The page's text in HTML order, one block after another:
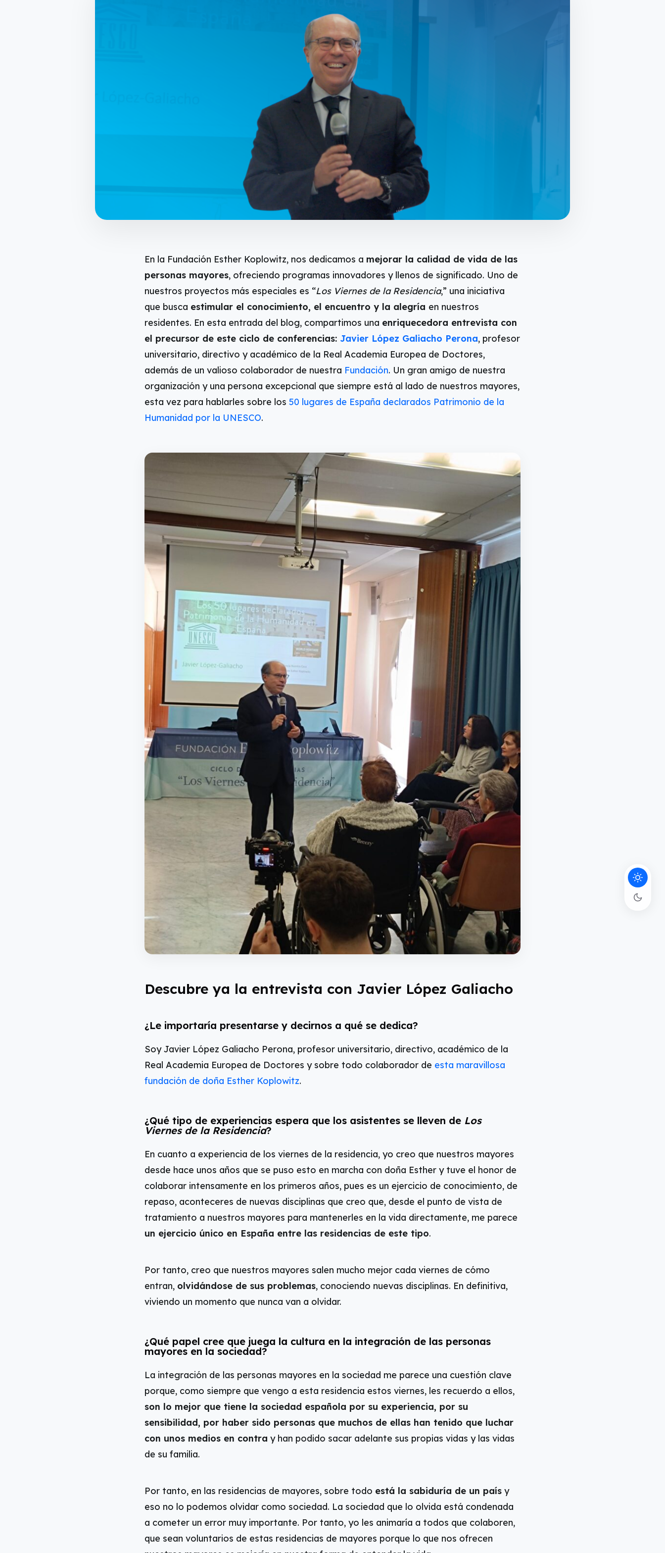
En la Fundación Esther Koplowitz, nos dedicamos a mejorar la calidad de vida de las
personas mayores, ofreciendo programas innovadores y llenos de significado. Uno de
nuestros proyectos más especiales es “Los Viernes de la Residencia,” una iniciativa
que busca estimular el conocimiento, el encuentro y la alegría en nuestros
residentes. En esta entrada del blog, compartimos una enriquecedora entrevista con
el precursor de este ciclo de conferencias: Javier López Galiacho Perona, profesor
universitario, directivo y académico de la Real Academia Europea de Doctores,
además de un valioso colaborador de nuestra Fundación. Un gran amigo de nuestra
organización y una persona excepcional que siempre está al lado de nuestros mayores,
esta vez para hablarles sobre los 50 lugares de España declarados Patrimonio de la
Humanidad por la UNESCO.
Descubre ya la entrevista con Javier López Galiacho
¿Le importaría presentarse y decirnos a qué se dedica?
Soy Javier López Galiacho Perona, profesor universitario, directivo, académico de la
Real Academia Europea de Doctores y sobre todo colaborador de esta maravillosa
fundación de doña Esther Koplowitz.
¿Qué tipo de experiencias espera que los asistentes se lleven de Los
Viernes de la Residencia?
En cuanto a experiencia de los viernes de la residencia, yo creo que nuestros mayores
desde hace unos años que se puso esto en marcha con doña Esther y tuve el honor de
colaborar intensamente en los primeros años, pues es un ejercicio de conocimiento, de
repaso, aconteceres de nuevas disciplinas que creo que, desde el punto de vista de
tratamiento a nuestros mayores para mantenerles en la vida directamente, me parece
un ejercicio único en España entre las residencias de este tipo.
Por tanto, creo que nuestros mayores salen mucho mejor cada viernes de cómo
entran, olvidándose de sus problemas, conociendo nuevas disciplinas. En definitiva,
viviendo un momento que nunca van a olvidar.
¿Qué papel cree que juega la cultura en la integración de las personas
mayores en la sociedad?
La integración de las personas mayores en la sociedad me parece una cuestión clave
porque, como siempre que vengo a esta residencia estos viernes, les recuerdo a ellos,
son lo mejor que tiene la sociedad española por su experiencia, por su
sensibilidad, por haber sido personas que muchos de ellas han tenido que luchar
con unos medios en contra y han podido sacar adelante sus propias vidas y las vidas
de su familia.
Por tanto, en las residencias de mayores, sobre todo está la sabiduría de un país y
eso no lo podemos olvidar como sociedad. La sociedad que lo olvida está condenada
a cometer un error muy importante. Por tanto, yo les animaría a todos que colaboren,
que sean voluntarios de estas residencias de mayores porque lo que nos ofrecen